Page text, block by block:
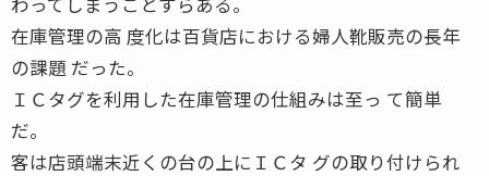
在庫管理の高 度化は百貨店における婦人靴販売の長年
の課題 だった。
ＩＣタグを利用した在庫管理の仕組みは至っ て簡単
だ。
客は店頭端末近くの台の上にＩＣタ グの取り付けられ